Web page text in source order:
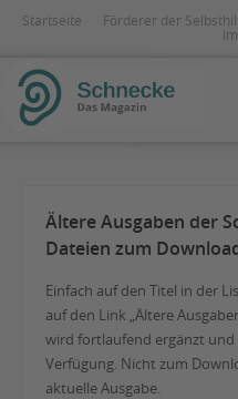
Startseite Förderer der
Ältere Ausgaben der
Dateien zum
Einfach auf den Titel in der
auf den Link „Ältere
wird fortlaufend ergänzt
Verfügung. Nicht zum
aktuelle Ausgabe.